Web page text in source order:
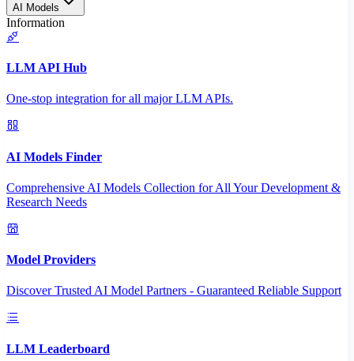
AI Models
Information
LLM API Hub
One-stop integration for all major LLM APIs.
AI Models Finder
Comprehensive AI Models Collection for All Your Development &
Research Needs
Model Providers
Discover Trusted AI Model Partners - Guaranteed Reliable Support
LLM Leaderboard